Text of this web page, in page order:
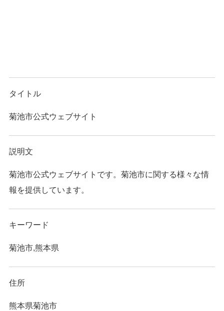
タイトル
菊池市公式ウェブサイト
説明文
菊池市公式ウェブサイトです。菊池市に関する様々な情
報を提供しています。
キーワード
菊池市,熊本県
住所
熊本県菊池市